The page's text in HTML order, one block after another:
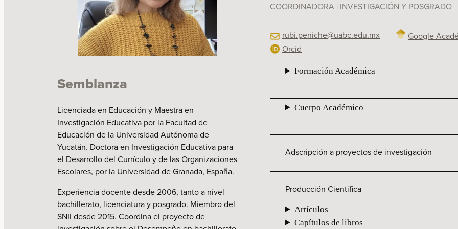
COORDINADORA | INVESTIGACIÓN Y POSGRADO
rubi.peniche@uabc.edu.mx
Orcid
Google
Semblanza
Licenciada en Educación y Maestra en
Investigación Educativa por la Facultad de
Educación de la Universidad Autónoma de
Yucatán. Doctora en Investigación Educativa para
el Desarrollo del Currículo y de las Organizaciones
Escolares, por la Universidad de Granada, España.
Experiencia docente desde 2006, tanto a nivel
bachillerato, licenciatura y posgrado. Miembro del
SNII desde 2015. Coordina el proyecto de
Formación Académica
Cuerpo Académico
Adscripción a proyectos de investigación
Producción Científica
Artículos
Capítulos de libros